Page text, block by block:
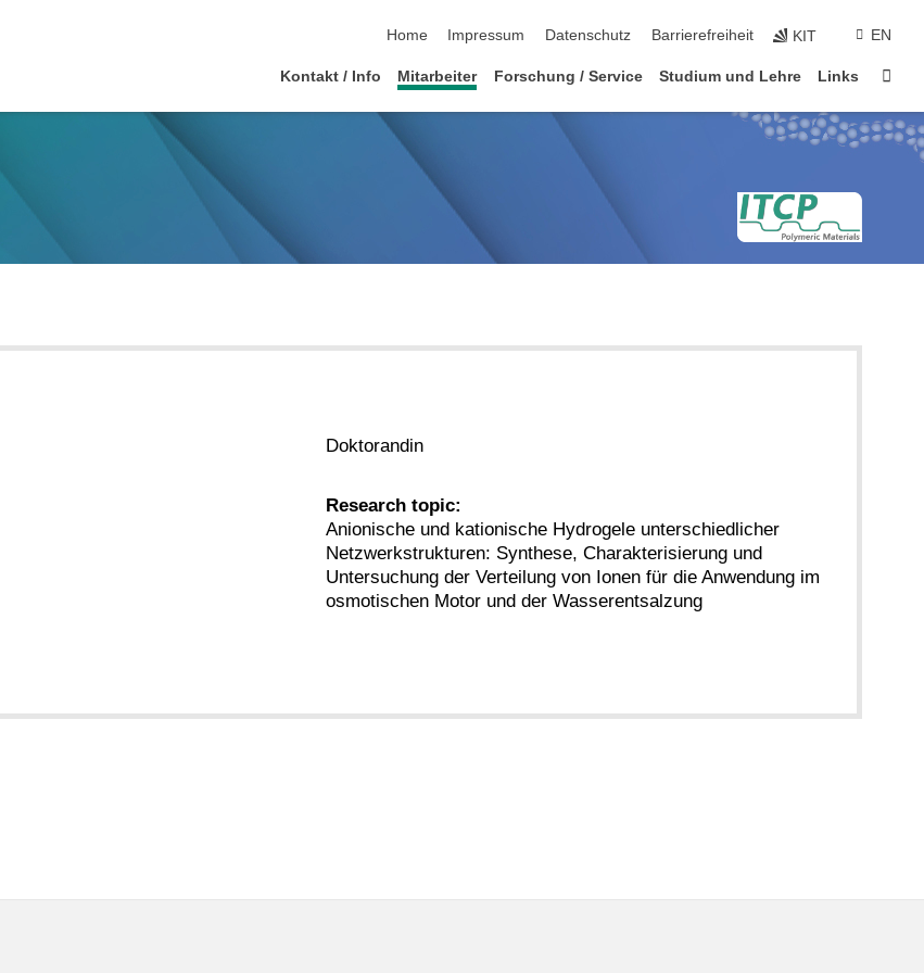
Home
Impressum Datenschutz Barrierefreiheit KIT EN
Kontakt / Info Mitarbeiter Forschung / Service Studium und Lehre Links
Doktorandin
Research topic:
Anionische und kationische Hydrogele unterschiedlicher
Netzwerkstrukturen: Synthese, Charakterisierung und
Untersuchung der Verteilung von Ionen für die Anwendung im
osmotischen Motor und der Wasserentsalzung